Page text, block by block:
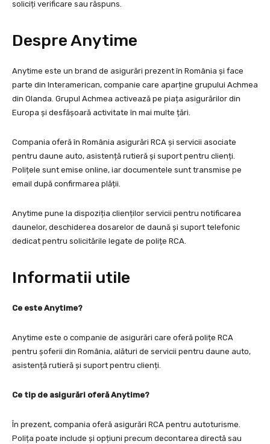
soliciți verificare sau răspuns.
Despre Anytime
Anytime este un brand de asigurări prezent în România și face
parte din Interamerican, companie care aparține grupului Achmea
din Olanda. Grupul Achmea activează pe piața asigurărilor din
Europa și desfășoară activitate în mai multe țări.
Compania oferă în România asigurări RCA și servicii asociate
pentru daune auto, asistență rutieră și suport pentru clienți.
Polițele sunt emise online, iar documentele sunt transmise pe
email după confirmarea plății.
Anytime pune la dispoziția clienților servicii pentru notificarea
daunelor, deschiderea dosarelor de daună și suport telefonic
dedicat pentru solicitările legate de polițe RCA.
Informatii utile
Ce este Anytime?
Anytime este o companie de asigurări care oferă polițe RCA
pentru șoferii din România, alături de servicii pentru daune auto,
asistență rutieră și suport pentru clienți.
Ce tip de asigurări oferă Anytime?
În prezent, compania oferă asigurări RCA pentru autoturisme.
Polița poate include și opțiuni precum decontarea directă sau